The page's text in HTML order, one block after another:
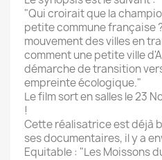
"Qui croirait que la
petite commune française
mouvement des villes en
comment une petite ville
démarche de transition
empreinte écologique."
Le film sort en salles le 23
!
Cette réalisatrice est déjà
ses documentaires, il y a
Equitable : "Les Moissons